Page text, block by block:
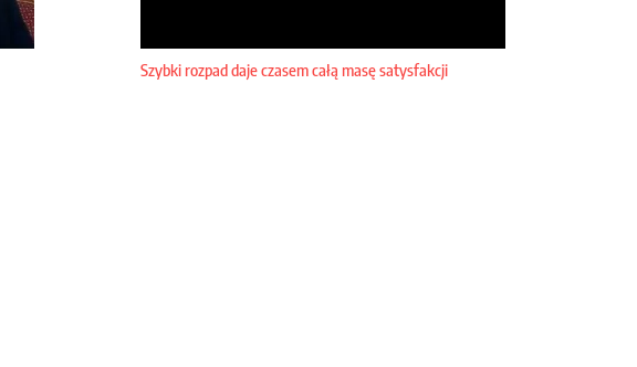
Szybki rozpad daje czasem całą masę satysfakcji